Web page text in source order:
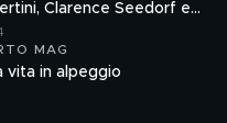
Clarence Seedorf e
MAG
vita in alpeggio